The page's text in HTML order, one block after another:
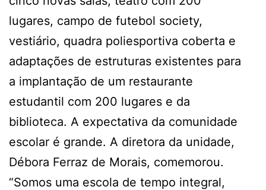
lugares, campo de futebol society,
vestiário, quadra poliesportiva coberta e
adaptações de estruturas existentes para
a implantação de um restaurante
estudantil com 200 lugares e da
biblioteca. A expectativa da comunidade
escolar é grande. A diretora da unidade,
Débora Ferraz de Morais, comemorou.
“Somos uma escola de tempo integral,